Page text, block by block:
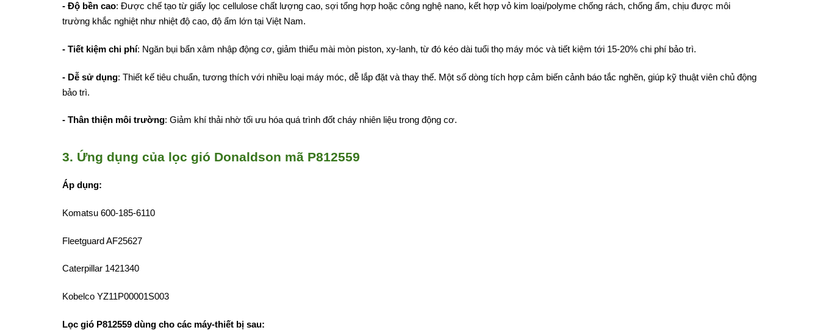
- Độ bền cao: Được chế tạo từ giấy lọc cellulose chất lượng cao, sợi tổng hợp hoặc công nghệ nano, kết hợp vỏ kim loại/polyme chống rách, chống ẩm, chịu được môi
trường khắc nghiệt như nhiệt độ cao, độ ẩm lớn tại Việt Nam.
- Tiết kiệm chi phí: Ngăn bụi bẩn xâm nhập động cơ, giảm thiểu mài mòn piston, xy-lanh, từ đó kéo dài tuổi thọ máy móc và tiết kiệm tới 15-20% chi phí bảo trì.
- Dễ sử dụng: Thiết kế tiêu chuẩn, tương thích với nhiều loại máy móc, dễ lắp đặt và thay thế. Một số dòng tích hợp cảm biến cảnh báo tắc nghẽn, giúp kỹ thuật viên chủ động
bảo trì.
- Thân thiện môi trường: Giảm khí thải nhờ tối ưu hóa quá trình đốt cháy nhiên liệu trong động cơ.
3. Ứng dụng của lọc gió Donaldson mã P812559
Áp dụng:
Komatsu 600-185-6110
Fleetguard AF25627
Caterpillar 1421340
Kobelco YZ11P00001S003
Lọc gió P812559 dùng cho các máy-thiết bị sau: